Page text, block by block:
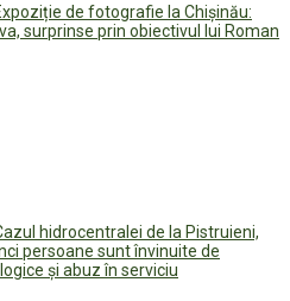
de fotografie la Chișinău:
surprinse prin obiectivul lui Roman
hidrocentralei de la Pistruieni,
persoane sunt învinuite de
și abuz în serviciu